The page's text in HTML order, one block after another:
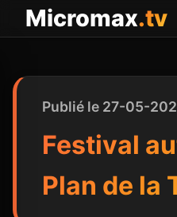
Micromax.tv
Publié le 27-05-
Festival
Plan de la
Panneau de gestion des